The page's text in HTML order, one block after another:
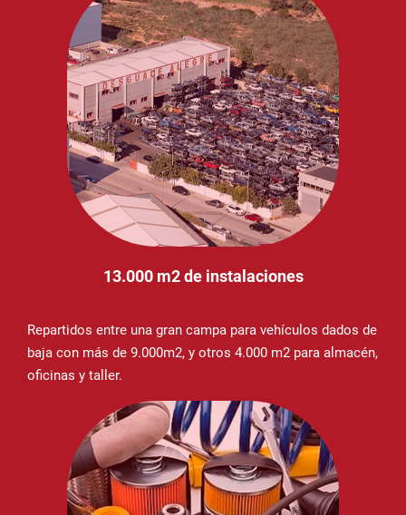
13.000 m2 de instalaciones
Repartidos entre una gran campa para vehículos dados de
baja con más de 9.000m2, y otros 4.000 m2 para almacén,
oficinas y taller.